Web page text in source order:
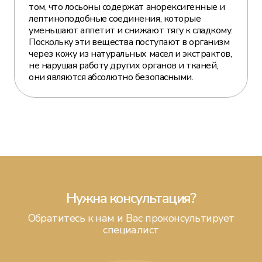
том, что лосьоны содержат анорексигенные и
лептиноподобные соединения, которые
уменьшают аппетит и снижают тягу к сладкому.
Поскольку эти вещества поступают в организм
через кожу из натуральных масел и экстрактов,
не нарушая работу других органов и тканей,
они являются абсолютно безопасными.
Нужна консультация?
Обратитесь к нам и Вас проконсультирует
специалист